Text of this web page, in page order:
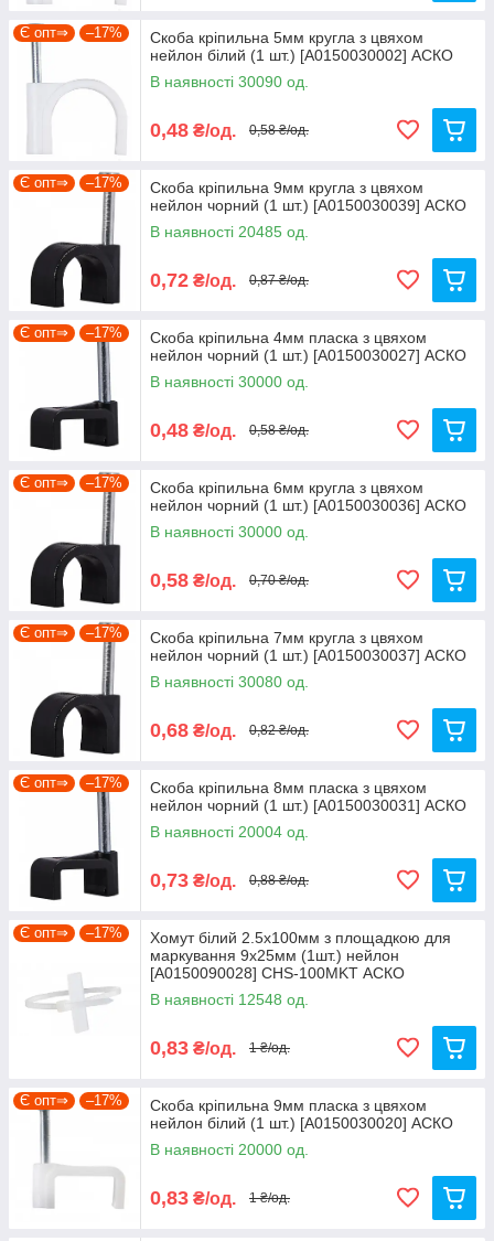
Є опт⇒ –17%
Скоба кріпильна 5мм кругла з цвяхом
нейлон білий (1 шт.) [A0150030002] АСКО
В наявності 30090 од.
0,48 ₴/од. 0,58 ₴/од.
Є опт⇒ –17%
Скоба кріпильна 9мм кругла з цвяхом
нейлон чорний (1 шт.) [A0150030039] АСКО
В наявності 20485 од.
0,72 ₴/од. 0,87 ₴/од.
Є опт⇒ –17%
Скоба кріпильна 4мм пласка з цвяхом
нейлон чорний (1 шт.) [A0150030027] АСКО
В наявності 30000 од.
0,48 ₴/од. 0,58 ₴/од.
Є опт⇒ –17%
Скоба кріпильна 6мм кругла з цвяхом
нейлон чорний (1 шт.) [A0150030036] АСКО
В наявності 30000 од.
0,58 ₴/од. 0,70 ₴/од.
Є опт⇒ –17%
Скоба кріпильна 7мм кругла з цвяхом
нейлон чорний (1 шт.) [A0150030037] АСКО
В наявності 30080 од.
0,68 ₴/од. 0,82 ₴/од.
Є опт⇒ –17%
Скоба кріпильна 8мм пласка з цвяхом
нейлон чорний (1 шт.) [A0150030031] АСКО
В наявності 20004 од.
0,73 ₴/од. 0,88 ₴/од.
Є опт⇒ –17%
Хомут білий 2.5x100мм з площадкою для
маркування 9x25мм (1шт.) нейлон
[A0150090028] CHS-100MKT АСКО
В наявності 12548 од.
0,83 ₴/од. 1 ₴/од.
Є опт⇒ –17%
Скоба кріпильна 9мм пласка з цвяхом
нейлон білий (1 шт.) [A0150030020] АСКО
В наявності 20000 од.
0,83 ₴/од. 1 ₴/од.